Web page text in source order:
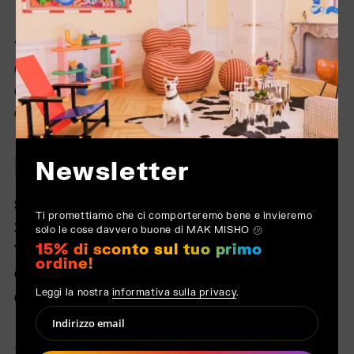
AZIENDA
CHI SIAMO
CONTATTO
CONDIZIONI GENERALI
MAK MISHO
STRANDVEJEN 73, 3°,
2900 HELLERUP
TELEFONO +45 60483885
CONTACT@MAKMISHO.COM
CVR: 43038338
Newsletter
Ti promettiamo che ci comporteremo bene e invieremo
solo le cose davvero buone di MAK MISHO ㋡
15% di sconto sul tuo primo
ordine!
Leggi la nostra informativa sulla privacy.